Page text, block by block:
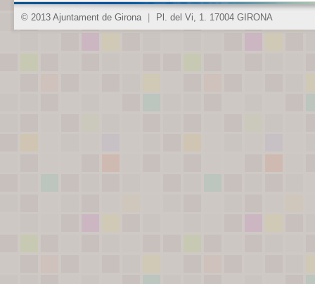
© 2013 Ajuntament de Girona Pl. del Vi, 1. 17004 GIRONA